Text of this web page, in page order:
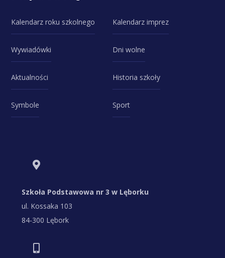
Kalendarz roku szkolnego Kalendarz imprez
Wywiadówki Dni wolne
Aktualności Historia szkoły
Symbole Sport
Szkoła Podstawowa nr 3 w Lęborku
ul. Kossaka 103
84-300 Lębork